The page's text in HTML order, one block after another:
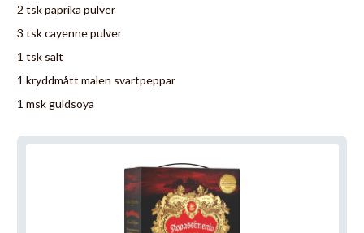
2 tsk paprika pulver
3 tsk cayenne pulver
1 tsk salt
1 kryddmått malen svartpeppar
1 msk guldsoya